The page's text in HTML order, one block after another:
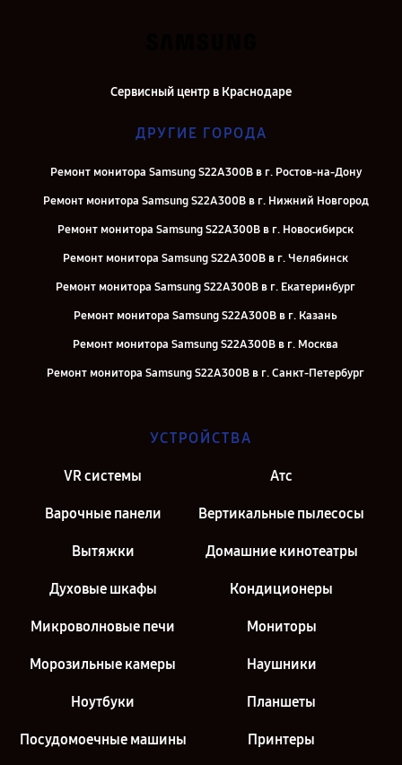
Сервисный центр в Краснодаре
ДРУГИЕ ГОРОДА
Ремонт монитора Samsung S22A300B в г. Ростов-на-Дону
Ремонт монитора Samsung S22A300B в г. Нижний Новгород
Ремонт монитора Samsung S22A300B в г. Новосибирск
Ремонт монитора Samsung S22A300B в г. Челябинск
Ремонт монитора Samsung S22A300B в г. Екатеринбург
Ремонт монитора Samsung S22A300B в г. Казань
Ремонт монитора Samsung S22A300B в г. Москва
Ремонт монитора Samsung S22A300B в г. Санкт-Петербург
УСТРОЙСТВА
VR системы Атс
Варочные панели Вертикальные пылесосы
Вытяжки Домашние кинотеатры
Духовые шкафы Кондиционеры
Микроволновые печи Мониторы
Морозильные камеры Наушники
Ноутбуки Планшеты
Посудомоечные машины Принтеры